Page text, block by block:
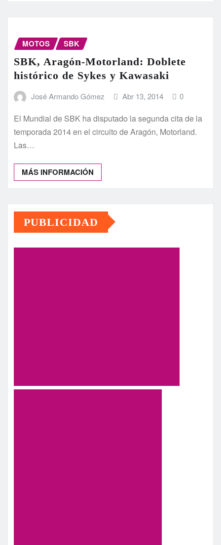
MOTOS SBK
SBK, Aragón-Motorland: Doblete
histórico de Sykes y Kawasaki
José Armando Gómez Abr 13, 2014 0
El Mundial de SBK ha disputado la segunda cita de la
temporada 2014 en el circuito de Aragón, Motorland.
Las…
MÁS INFORMACIÓN
PUBLICIDAD